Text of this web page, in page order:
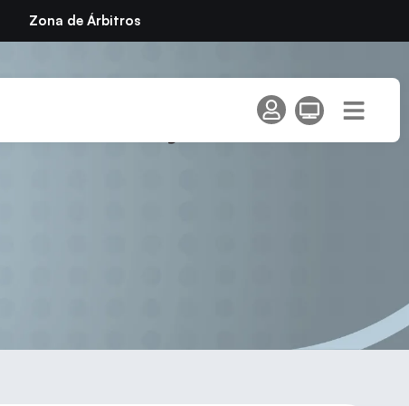
Zona de Árbitros
Puente y Villa de